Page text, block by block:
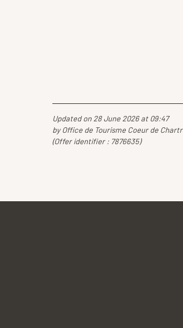
Updated on 28 June 2026 at 09:47
by Office de Tourisme Coeur de
(Offer identifier : 7876635)